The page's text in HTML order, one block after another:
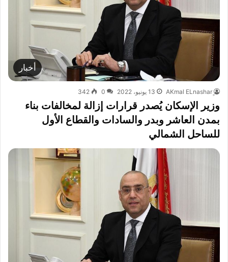
أخبار
13 يونيو، 2022 0
342
وزير الإسكان يُصدر قرارات إزالة لمخالفات بناء
بمدن العاشر وبدر والسادات والقطاع الأول
للساحل الشمالي